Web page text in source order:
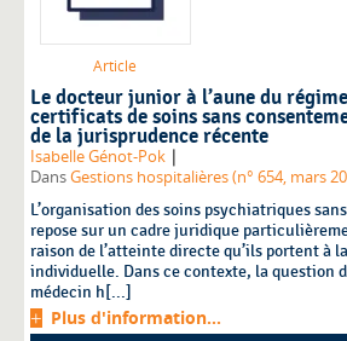
Article
Le docteur junior à l’aune du
certificats de soins sans
de la jurisprudence récente
Isabelle Génot-Pok |
DansGestions hospitalières (n° 654, mars
L’organisation des soins psychiatriques
repose sur un cadre juridique
raison de l’atteinte directe qu’ils portent à
individuelle. Dans ce contexte, la question
médecin h[...]
Plus d'information...